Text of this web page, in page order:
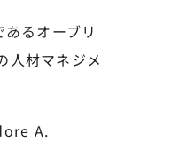
るオーブリ
人材マネジメ
A.